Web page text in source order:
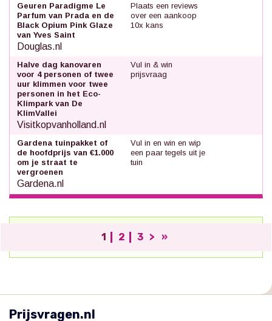
Geuren Paradigme Le
Parfum van Prada en de
Black Opium Pink Glaze
van Yves Saint
Douglas.nl
Plaats een reviews
over een aankoop
10x kans
Halve dag kanovaren
voor 4 personen of twee
uur klimmen voor twee
personen in het Eco-
Klimpark van De
KlimVallei
Visitkopvanholland.nl
Vul in & win
prijsvraag
Gardena tuinpakket of
de hoofdprijs van €1.000
om je straat te
vergroenen
Gardena.nl
Vul in en win en wip
een paar tegels uit je
tuin
1 2 3 > »
Prijsvragen.nl